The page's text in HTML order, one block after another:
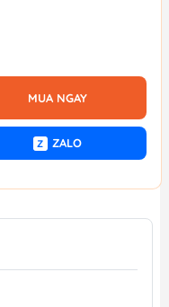
MUA NGAY
Z ZALO